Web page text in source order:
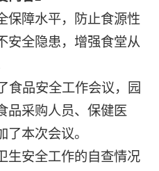
保障水平，防止食源性
安全隐患，增强食堂从
食品安全工作会议，园
品采购人员、保健医
本次会议。
生安全工作的自查情况